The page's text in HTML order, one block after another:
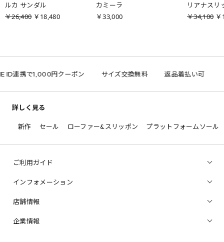
ルカ サンダル
￥26,400 ￥18,480
カミーラ
￥33,000
リアナスリ
￥34,100
連携で1,000円クーポン サイズ交換無料 返品着払い可
詳しく見る
新作 セール ローファー&スリッポン プラットフォームソール
ご利用ガイド
インフォメーション
店舗情報
企業情報